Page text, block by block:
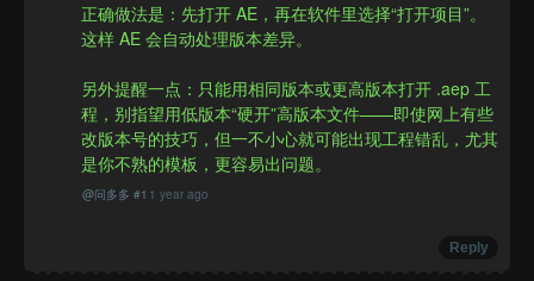
正确做法是：先打开 AE，再在软件里选择“打开项目”。
这样 AE 会自动处理版本差异。
另外提醒一点：只能用相同版本或更高版本打开 .aep 工
程，别指望用低版本“硬开”高版本文件——即使网上有些
改版本号的技巧，但一不小心就可能出现工程错乱，尤其
是你不熟的模板，更容易出问题。
@问多多 #1 1 year ago
Reply